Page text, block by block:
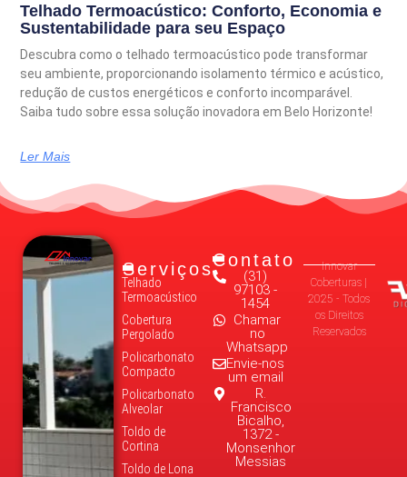
Telhado Termoacústico: Conforto, Economia e
Sustentabilidade para seu Espaço
Descubra como o telhado termoacústico pode transformar
seu ambiente, proporcionando isolamento térmico e acústico,
redução de custos energéticos e conforto incomparável.
Saiba tudo sobre essa solução inovadora em Belo Horizonte!
Ler Mais
Serviços
Telhado
Termoacústico
Cobertura
Pergolado
Policarbonato
Compacto
Policarbonato
Alveolar
Toldo de
Cortina
Toldo de Lona
Contato
(31)
97103 -
1454
Chamar
no
Whatsapp
Envie-nos
um email
R.
Francisco
Bicalho,
1372 -
Monsenhor
Messias
Innovar
Coberturas |
2025 - Todos
os Direitos
Reservados